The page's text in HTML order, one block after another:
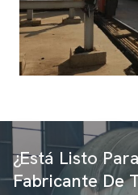
¿Está Listo
Fabricante De